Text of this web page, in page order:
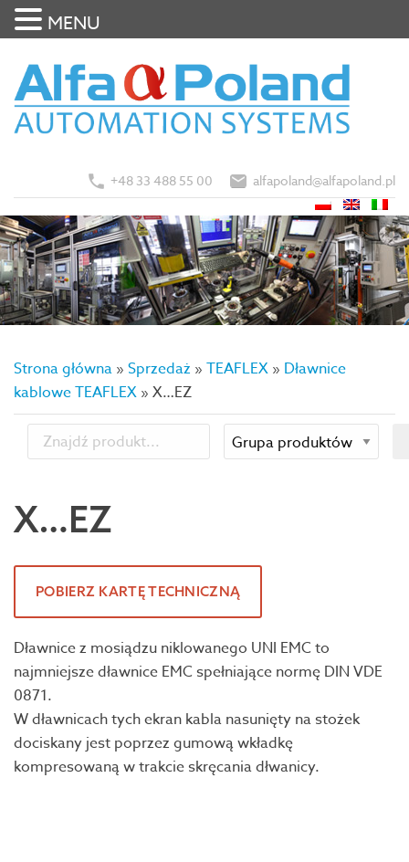
+48 33 488 55 00 alfapoland@alfapoland.pl
Strona główna » Sprzedaż » TEAFLEX » Dławnice
kablowe TEAFLEX » X…EZ
X…EZ
POBIERZ KARTĘ TECHNICZNĄ
Dławnice z mosiądzu niklowanego UNI EMC to
najmniejsze dławnice EMC spełniające normę DIN VDE
0871.
W dławnicach tych ekran kabla nasunięty na stożek
dociskany jest poprzez gumową wkładkę
kompresowaną w trakcie skręcania dłwanicy.
MENU